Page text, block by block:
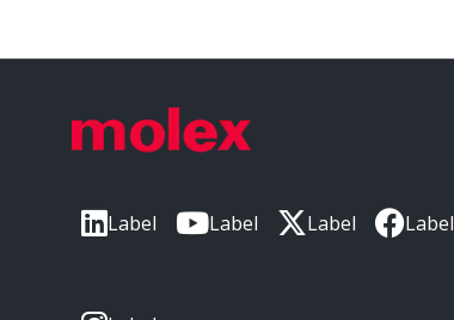
Label Label Label Label